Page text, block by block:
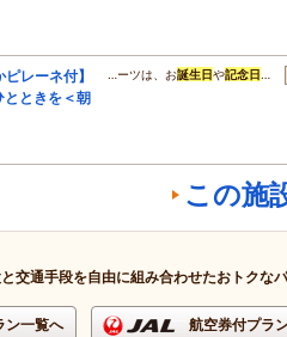
レーネ付】
とときを＜朝
…ーツは、お誕生日や記念日 …
この施
交通手段を自由に組み合わせたおトクな
ン一覧へ 航空券付プラ